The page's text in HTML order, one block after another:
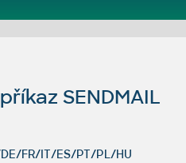
SENDMAIL
FR/IT/ES/PT/PL/HU